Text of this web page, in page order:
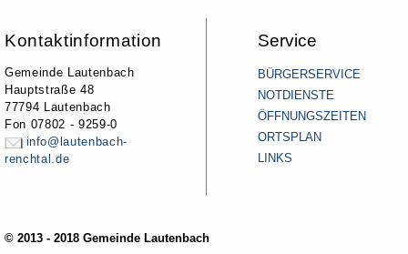
Kontaktinformation
Gemeinde Lautenbach
Hauptstraße 48
77794 Lautenbach
Fon 07802 - 9259-0
info@lautenbach-
renchtal.de
Service
BÜRGERSERVICE
NOTDIENSTE
ÖFFNUNGSZEITEN
ORTSPLAN
LINKS
© 2013 - 2018 Gemeinde Lautenbach